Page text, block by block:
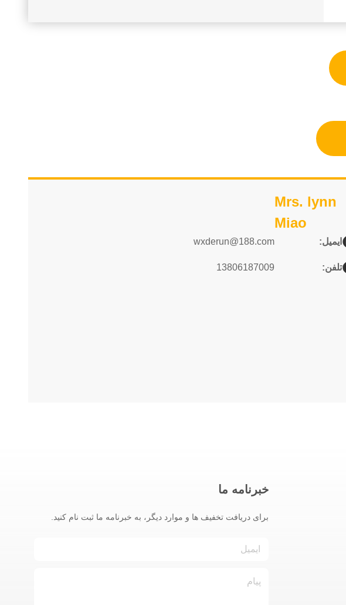
Mrs. lynn
Miao
ایمیل: wxderun@188.com
تلفن: 13806187009
خبرنامه ما
برای دریافت تخفیف ها و موارد دیگر، به خبرنامه ما ثبت نام کنید.